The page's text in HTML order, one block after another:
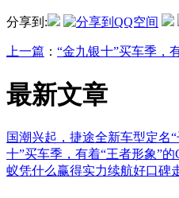
分享到:
上一篇 ： “金九银十”买车季，
最新文章
国潮兴起，捷途全新车型定名“
十”买车季，有着“王者形象”的
蚁凭什么赢得实力续航好口碑